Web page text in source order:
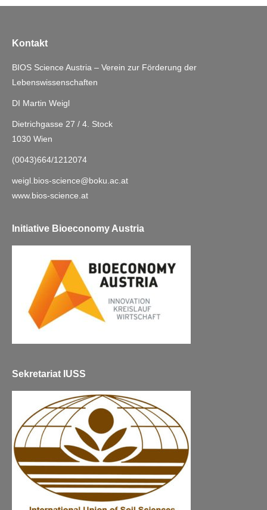
Kontakt
BIOS Science Austria – Verein zur Förderung der
Lebenswissenschaften
DI Martin Weigl
Dietrichgasse 27 / 4. Stock
1030 Wien
(0043)664/1212074
weigl.bios-science@boku.ac.at
www.bios-science.at
Initiative Bioeconomy Austria
Sekretariat IUSS